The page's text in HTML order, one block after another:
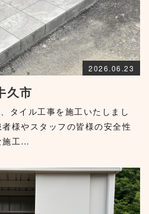
2026.06.23
久市
タイル工事を施工いたしまし
様やスタッフの皆様の安全性
施工…